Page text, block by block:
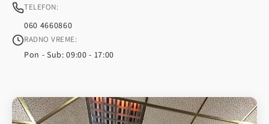
TELEFON:
060 4660860
RADNO VREME:
Pon - Sub: 09:00 - 17:00